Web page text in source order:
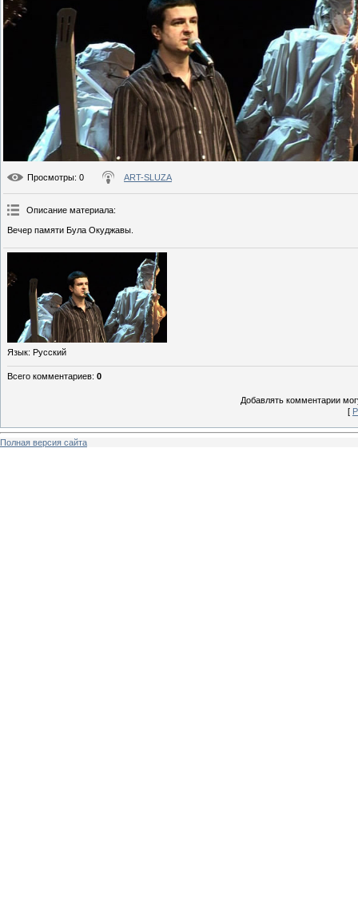
Просмотры: 0 ART-SLUZA
Описание материала:
Вечер памяти Була Окуджавы.
Язык: Русский
Всего комментариев: 0
Добавлять комментарии
[
Полная версия сайта